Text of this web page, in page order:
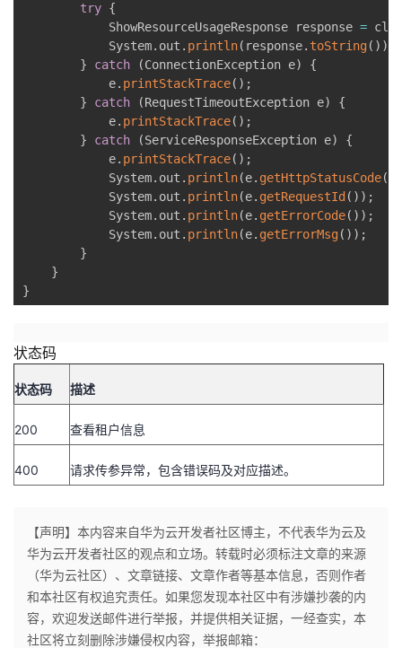
try {
            ShowResourceUsageResponse response
=
            System
. out . println( response. toString( ) )
}
catch (ConnectionException e)
{
            e
. printStackTrace( ) ;
}
catch (RequestTimeoutException e)
{
            e
. printStackTrace( ) ;
}
catch (ServiceResponseException e)
{
            e
. printStackTrace( ) ;
            System
. out . println(e. getHttpStatusCode(
            System
. out . println(e. getRequestId ( ) ) ;
            System
. out . println(e. getErrorCode( ) ) ;
            System
. out . println(e. getErrorMsg( ) ) ;
}
}
}
状态码
状态码 描述
200 查看租户信息
400 请求传参异常，包含错误码及对应描述。
【声明】本内容来自华为云开发者社区博主，不代表华为云及
华为云开发者社区的观点和立场。转载时必须标注文章的来源
（华为云社区）、文章链接、文章作者等基本信息，否则作者
和本社区有权追究责任。如果您发现本社区中有涉嫌抄袭的内
容，欢迎发送邮件进行举报，并提供相关证据，一经查实，本
社区将立刻删除涉嫌侵权内容，举报邮箱：